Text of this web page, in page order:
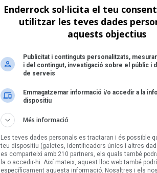
Enderrock sol·licita el teu
utilitzar les teves dades
aquests objectius
Publicitat i continguts personalitzats,
i del contingut, investigació sobre el públic i
de serveis
Emmagatzemar informació i/o accedir a la
dispositiu
Més informació
Les teves dades personals es tractaran i és possible
teu dispositiu (galetes, identificadors únics i altres
es comparteixi amb 210 partners, els quals també
la o accedir-hi. Així mateix, aquest lloc web també
específicament aquesta informació. Nosaltres i els